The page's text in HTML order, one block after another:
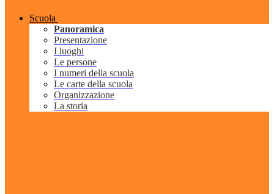
Scuola
Panoramica
Presentazione
I luoghi
Le persone
I numeri della scuola
Le carte della scuola
Organizzazione
La storia